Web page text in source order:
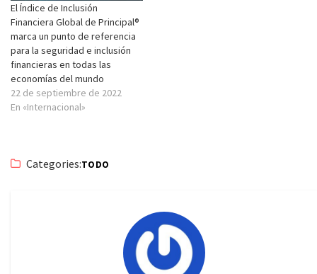
El Índice de Inclusión
Financiera Global de Principal®
marca un punto de referencia
para la seguridad e inclusión
financieras en todas las
economías del mundo
22 de septiembre de 2022
En «Internacional»
Categories:TODO